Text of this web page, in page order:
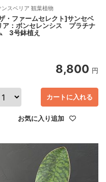
ンスベリア 観葉植物
・ファームセレクト]サンセベ
ア：ボンセレンシス プラチナ
3号鉢植え
8,800 円
お気に入り追加
カートに入れる